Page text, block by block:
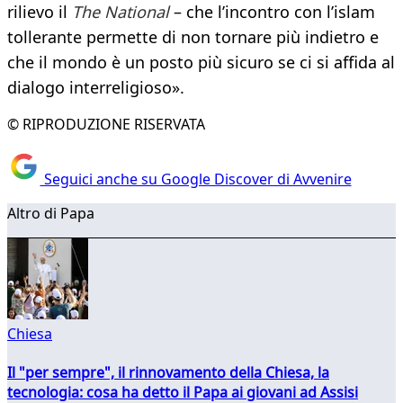
rilievo il The National– che l’incontro con l’islam
tollerante permette di non tornare più indietro e
che il mondo è un posto più sicuro se ci si affida al
dialogo interreligioso».
© RIPRODUZIONE RISERVATA
Seguici anche su Google Discover di Avvenire
Altro di Papa
Chiesa
Il "per sempre", il rinnovamento della Chiesa, la
tecnologia: cosa ha detto il Papa ai giovani ad Assisi